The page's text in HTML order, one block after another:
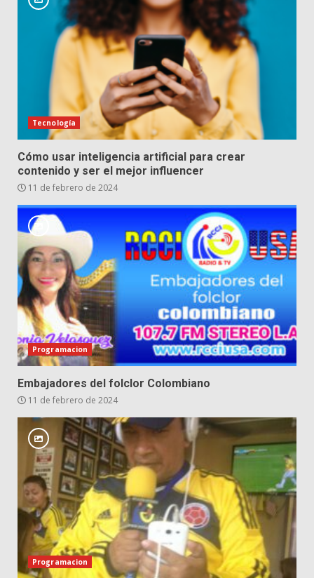
Tecnología
Cómo usar inteligencia artificial para crear
contenido y ser el mejor influencer
11 de febrero de 2024
Programacion
Embajadores del folclor Colombiano
11 de febrero de 2024
Programacion